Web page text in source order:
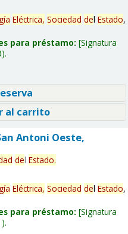
Eléctrica, Sociedad del Estado,
para préstamo: Signatura
al carrito
Antoni Oeste,
del Estado.
Eléctrica, Sociedad del Estado,
para préstamo: Signatura